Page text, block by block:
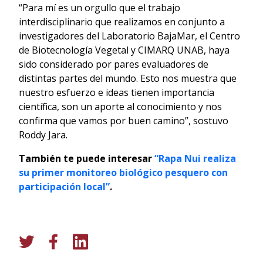
“Para mí es un orgullo que el trabajo
interdisciplinario que realizamos en conjunto a
investigadores del Laboratorio BajaMar, el Centro
de Biotecnología Vegetal y CIMARQ UNAB, haya
sido considerado por pares evaluadores de
distintas partes del mundo. Esto nos muestra que
nuestro esfuerzo e ideas tienen importancia
científica, son un aporte al conocimiento y nos
confirma que vamos por buen camino”, sostuvo
Roddy Jara.
También te puede interesar“Rapa Nui realiza
su primer monitoreo biológico pesquero con
participación local”.